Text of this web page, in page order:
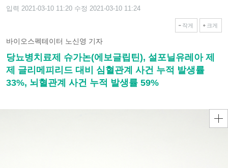
입력 2021-03-10 11:20 수정 2021-03-10 11:24
작게 크게
바이오스펙테이터 노신영 기자
당뇨병치료제 슈가논(에보글립틴), 설포닐유레아 제
제 글리메피리드 대비 심혈관계 사건 누적 발생률
33%, 뇌혈관계 사건 누적 발생률 59%